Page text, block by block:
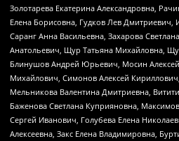
Золотарева Екатерина Александровна,
Елена Борисовна, Гудков Лев
Саранг Анна Васильевна, Захарова
Анатольевич, Щур Татьяна Михайловна,
Блинушов Андрей Юрьевич, Мосин
Михайлович, Симонов Алексей
Мельникова Валентина Дмитриевна,
Баженова Светлана Куприяновна,
Сергей Иванович, Голубева Елена
Алексеевна, Закс Елена Владимировна,